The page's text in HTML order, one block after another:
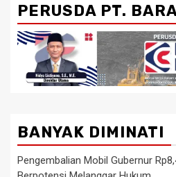
PERUSDA PT.
BANYAK DIMINATI
Pengembalian Mobil Gubernur